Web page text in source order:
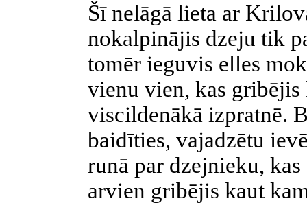
Šī nelāgā lieta ar
nokalpinājis dzeju tik
tomēr ieguvis elles
vienu vien, kas
viscildenākā izpratnē.
baidīties, vajadzētu
runā par dzejnieku,
arvien gribējis kaut